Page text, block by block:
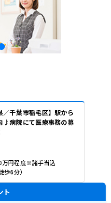
／千葉市稲毛区】駅から
♪病院にて医療事務の募
万円程度※諸手当込
歩6分）
ト